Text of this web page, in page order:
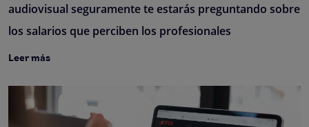
audiovisual seguramente te estarás preguntando sobre
los salarios que perciben los profesionales
Leer más